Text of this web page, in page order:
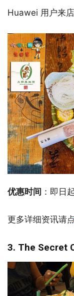
Huawei 用户来
优惠时间 ：即日
更多详细资讯请
3. The Secret